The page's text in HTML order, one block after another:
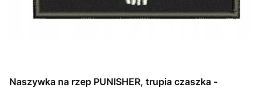
Naszywka na rzep PUNISHER, trupia czaszka -